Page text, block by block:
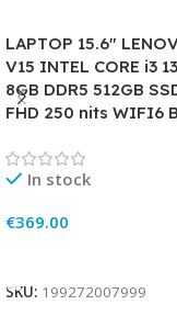
LAPTOP 15.6″
V15 INTEL CORE i3
8GB DDR5 512GB
FHD 250 nits WIFI6
In stock
€369.00
SKU: 199272007999